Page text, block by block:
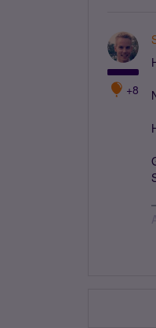
+8